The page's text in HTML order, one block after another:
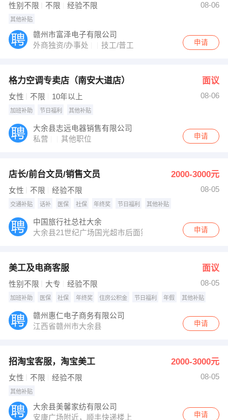
性别不限 不限 经验不限 08-06
其他补贴
赣州市富泽电子有限公司
外商独资/办事处
技工/普工 申请
格力空调专卖店（南安大道店） 面议
女性 不限 10年以上 08-06
加班补助 节日福利 其他补贴
大余县志远电器销售有限公司
私营
其他职位 申请
店长/前台文员/销售文员 2000-3000元
女性 不限 经验不限 08-05
交通补贴 话补 医保 社保 年终奖 节日福利 其他补贴
中国旅行社总社大余
大余县21世纪广场国光超市后面第二条街
申请
美工及电商客服 面议
性别不限 大专 经验不限 08-05
加班补助 医保 社保 年终奖 住房公积金 节日福利 年假 其他补贴
赣州惠仁电子商务有限公司
江西省赣州市大余县
申请
招淘宝客服，淘宝美工 2000-3000元
女性 不限 经验不限 08-05
其他补贴
大余县美馨家纺有限公司
安康广场附近，顺丰快递楼上
申请